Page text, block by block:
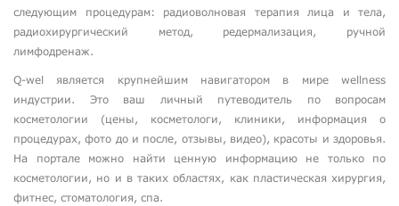
следующим процедурам: радиоволновая терапия лица и тела,
радиохирургический метод, редермализация, ручной
лимфодренаж.
Q-wel является крупнейшим навигатором в мире wellness
индустрии. Это ваш личный путеводитель по вопросам
косметологии (цены, косметологи, клиники, информация о
процедурах, фото до и после, отзывы, видео), красоты и здоровья.
На портале можно найти ценную информацию не только по
косметологии, но и в таких областях, как пластическая хирургия,
фитнес, стоматология, спа.